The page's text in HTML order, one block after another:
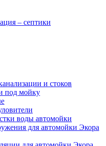
– септики
и стоков
под мойку
воды автомойки
для автомойки Экора